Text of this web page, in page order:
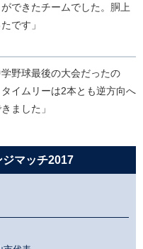
できたチームでした。胴上
です」
野球最後の大会だったの
イムリーは2本とも逆方向へ
ました」
マッチ2017